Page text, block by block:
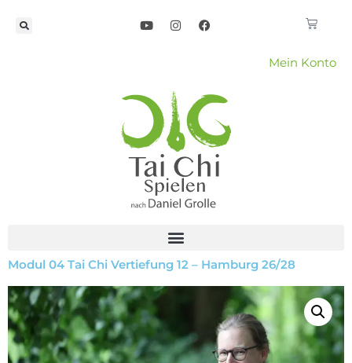
Mein Konto
Modul 04 Tai Chi Vertiefung 12 – Hamburg 26/28